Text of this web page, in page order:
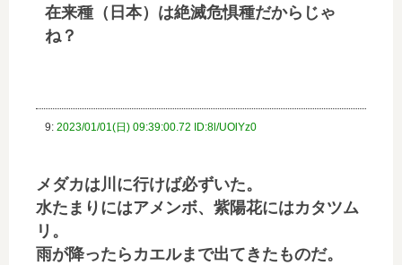
在来種（日本）は絶滅危惧種だからじゃ
ね？
9: 2023/01/01(日) 09:39:00.72 ID:8l/UOlYz0
メダカは川に行けば必ずいた。
水たまりにはアメンボ、紫陽花にはカタツム
リ。
雨が降ったらカエルまで出てきたものだ。